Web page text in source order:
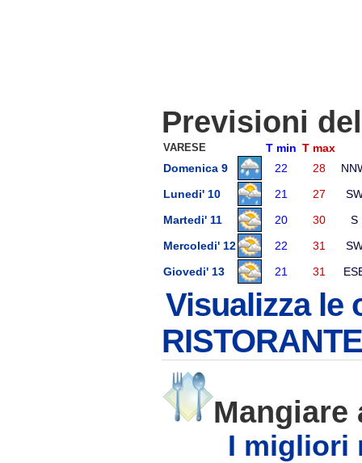
Previsioni
VARESE T min T max
Domenica 9
22 28
Lunedi' 10
21 27
Martedi' 11
20 30
S
Mercoledi' 12
22 31
Giovedi' 13
21 31
Visualizza le
Mangiare
I migliori